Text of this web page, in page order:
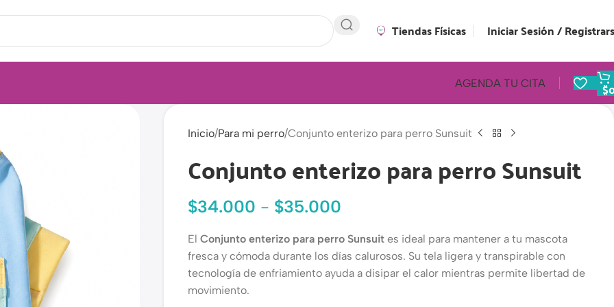
Tiendas Físicas Iniciar Sesión /
AGENDA TU CITA $
Inicio Para mi perro Conjunto enterizo para perro Sunsuit
Conjunto enterizo para perro Sunsuit
$34.000 - $35.000
El Conjunto enterizo para perro Sunsuit es ideal para mantener a tu mascota
fresca y cómoda durante los días calurosos. Su tela ligera y transpirable con
tecnología de enfriamiento ayuda a disipar el calor mientras permite libertad de
movimiento.